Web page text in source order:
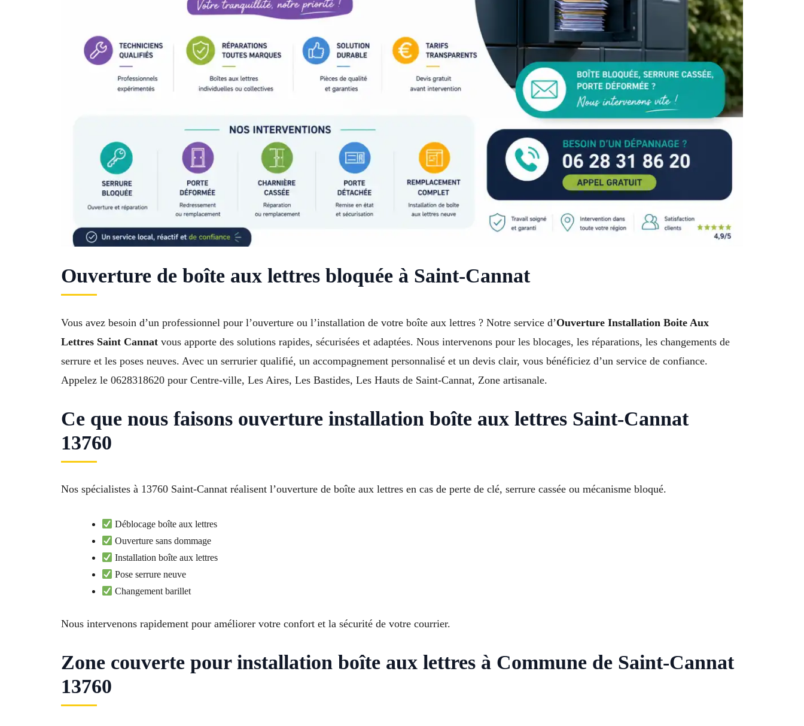
Ouverture de boîte aux lettres bloquée à Saint-Cannat
Vous avez besoin d’un professionnel pour l’ouverture ou l’installation de votre boîte aux lettres ? Notre service d’Ouverture Installation Boite Aux
Lettres Saint Cannat vous apporte des solutions rapides, sécurisées et adaptées. Nous intervenons pour les blocages, les réparations, les changements de
serrure et les poses neuves. Avec un serrurier qualifié, un accompagnement personnalisé et un devis clair, vous bénéficiez d’un service de confiance.
Appelez le 0628318620 pour Centre-ville, Les Aires, Les Bastides, Les Hauts de Saint-Cannat, Zone artisanale.
Ce que nous faisons ouverture installation boîte aux lettres Saint-Cannat
13760
Nos spécialistes à 13760 Saint-Cannat réalisent l’ouverture de boîte aux lettres en cas de perte de clé, serrure cassée ou mécanisme bloqué.
Déblocage boîte aux lettres
Ouverture sans dommage
Installation boîte aux lettres
Pose serrure neuve
Changement barillet
Nous intervenons rapidement pour améliorer votre confort et la sécurité de votre courrier.
Zone couverte pour installation boîte aux lettres à Commune de Saint-Cannat
13760